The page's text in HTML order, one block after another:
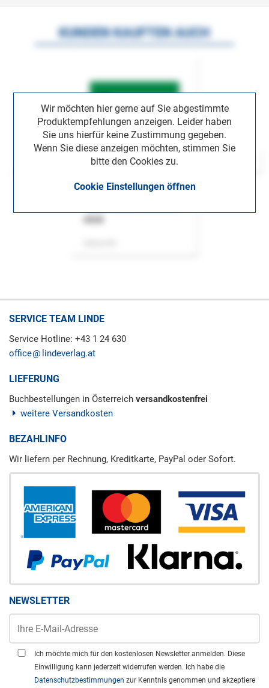
Wir möchten hier gerne auf Sie abgestimmte
Produktempfehlungen anzeigen. Leider haben
Sie uns hierfür keine Zustimmung gegeben.
Wenn Sie diese anzeigen möchten, stimmen Sie
bitte den Cookies zu.
Cookie Einstellungen öffnen
KUNDEN KAUFTEN AUCH
SERVICE TEAM LINDE
Service Hotline: +43 1 24 630
office
lindeverlag.at
LIEFERUNG
Buchbestellungen in Österreich versandkostenfrei
weitere Versandkosten
BEZAHLINFO
Wir liefern per Rechnung, Kreditkarte, PayPal oder Sofort.
NEWSLETTER
Ich möchte mich für den kostenlosen Newsletter anmelden. Diese
Einwilligung kann jederzeit widerrufen werden. Ich habe die
Datenschutzbestimmungen zur Kenntnis genommen und akzeptiere